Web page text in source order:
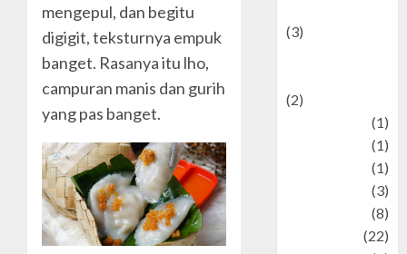
mengepul, dan begitu
digigit, teksturnya empuk
banget. Rasanya itu lho,
campuran manis dan gurih
yang pas banget.
(3)
(2)
(1)
(1)
(1)
(3)
(8)
(22)